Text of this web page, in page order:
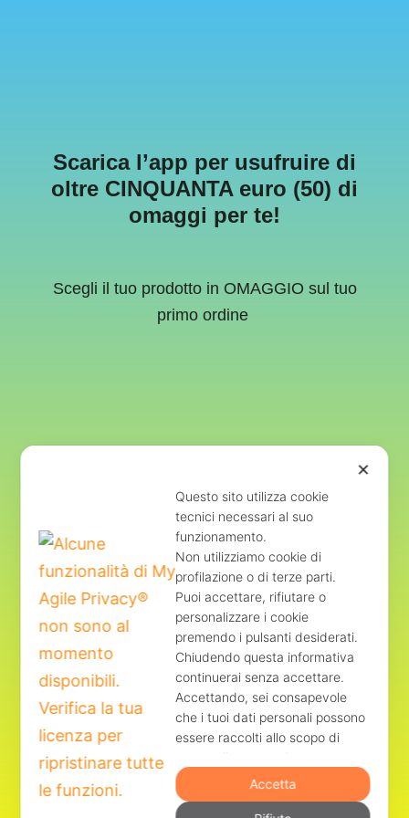
Scarica l’app per usufruire di
oltre CINQUANTA euro (50) di
omaggi per te!
Scegli il tuo prodotto in OMAGGIO sul tuo
primo ordine
ordine veloce cliccando su ordina”
ORDINA SUBITO
REGOLAMENTO
PRIVACY
✕
Questo sito utilizza cookie
tecnici necessari al suo
funzionamento.
Non utilizziamo cookie di
profilazione o di terze parti.
Puoi accettare, rifiutare o
personalizzare i cookie
premendo i pulsanti desiderati.
Chiudendo questa informativa
continuerai senza accettare.
Accettando, sei consapevole
che i tuoi dati personali possono
essere raccolti allo scopo di
personalizzare e misurare
l'efficacia della pubblicità.
Accetta